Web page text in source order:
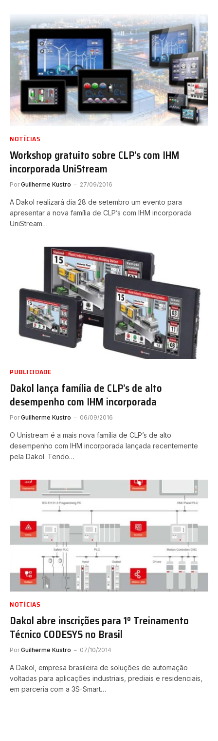
NOTÍCIAS
Workshop gratuito sobre CLP’s com IHM
incorporada UniStream
Por Guilherme Kustro 27/09/2016
A Dakol realizará dia 28 de setembro um evento para
apresentar a nova família de CLP’s com IHM incorporada
UniStream…
PUBLICIDADE
Dakol lança família de CLP’s de alto
desempenho com IHM incorporada
Por Guilherme Kustro 06/09/2016
O Unistream é a mais nova família de CLP’s de alto
desempenho com IHM incorporada lançada recentemente
pela Dakol. Tendo…
NOTÍCIAS
Dakol abre inscrições para 1º Treinamento
Técnico CODESYS no Brasil
Por Guilherme Kustro 07/10/2014
A Dakol, empresa brasileira de soluções de automação
voltadas para aplicações industriais, prediais e residenciais,
em parceria com a 3S-Smart…